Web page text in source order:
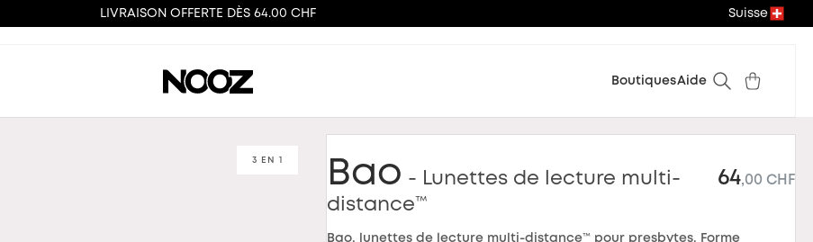
LIVRAISON OFFERTE DÈS 64.00 CHF Suisse
BoutiquesAide
3 EN 1
Bao - Lunettes de lecture multi-
distance™
64,00 CHF
Bao, lunettes de lecture multi-distance™ pour presbytes. Forme